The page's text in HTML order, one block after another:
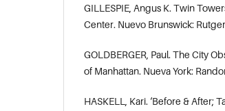
GILLESPIE, Angus K. Twin
Center. Nuevo Brunswick:
GOLDBERGER, Paul. The City
of Manhattan. Nueva York:
HASKELL, Kari. ‘Before & After;